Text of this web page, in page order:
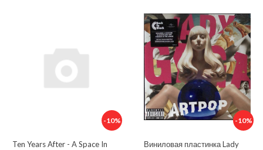
-10%
Ten Years After - A Space In
-10%
Виниловая пластинка Lady